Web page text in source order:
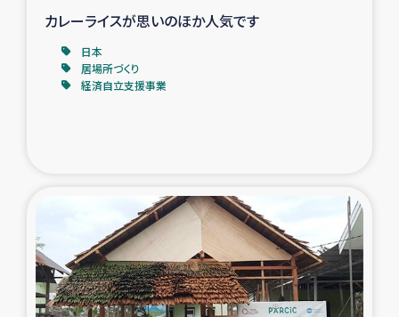
レバノンでのシリア難民への教育支援事業
神原ゼミxパルシック
石巻市街地在宅被災者支援
復興応援隊の活動
カレーライスが思いのほか人気です
日本
居場所づくり
経済自立支援事業